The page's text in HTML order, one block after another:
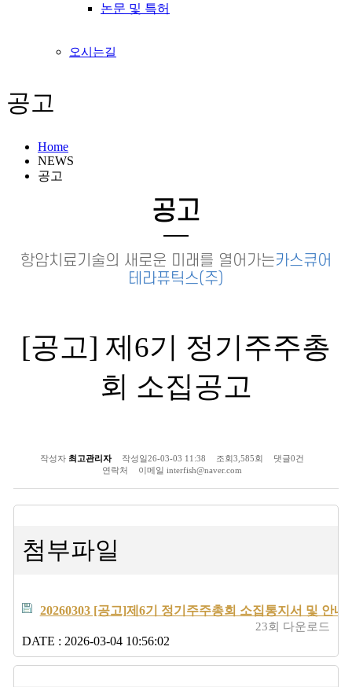
논문 및 특허
오시는길
공고
Home
NEWS
공고
공고
항암치료기술의 새로운 미래를 열어가는카스큐어
테라퓨틱스(주)
[공고] 제6기 정기주주총
회 소집공고
작성자 최고관리자 작성일26-03-03 11:38 조회 3,585회 댓글0건
연락처
이메일 interfish@naver.com
첨부파일
20260303 [공고]제6기 정기주주총회 소집통지서 및 안내
23회 다운로드
DATE : 2026-03-04 10:56:02